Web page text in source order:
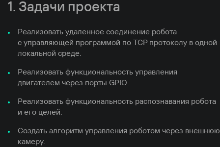
1. Задачи проекта
Реализовать удаленное соединение робота
с управляющей программой по TCP протоколу в одной
локальной среде.
Реализовать функциональность управления
двигателем через порты GPIO.
Реализовать функциональность распознавания робота
и его целей.
Создать алгоритм управления роботом через внешнюю
камеру.